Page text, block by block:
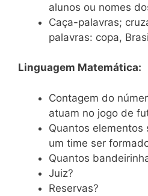
alunos ou nomes
Caça-palavras;
palavras: copa,
Linguagem Matemática:
Contagem do
atuam no jogo de
Quantos elementos
um time ser
Quantos
Juiz?
Reservas?